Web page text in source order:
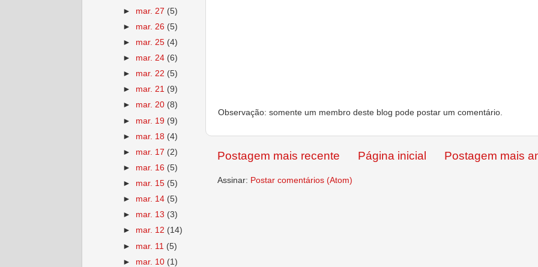
Observação: somente um membro deste blog pode postar um comentário.
Postagem mais recente Postagem mais
Página inicial
Assinar: Postar comentários (Atom)
► mar. 27 (5)
► mar. 26 (5)
► mar. 25 (4)
► mar. 24 (6)
► mar. 22 (5)
► mar. 21 (9)
► mar. 20 (8)
► mar. 19 (9)
► mar. 18 (4)
► mar. 17 (2)
► mar. 16 (5)
► mar. 15 (5)
► mar. 14 (5)
► mar. 13 (3)
► mar. 12 (14)
► mar. 11 (5)
► mar. 10 (1)